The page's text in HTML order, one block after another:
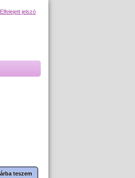
Elfelejett jelszó